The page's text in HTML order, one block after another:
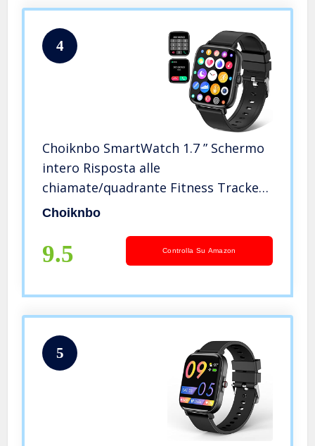
4
Choiknbo SmartWatch 1.7 ” Schermo
intero Risposta alle
chiamate/quadrante Fitness Tracker
Smartwatch per Android iOS IP67
Cardiofrequenzimetro Rilevatori di
attività per uomini
Choiknbo
9.5 Controlla Su Amazon
5